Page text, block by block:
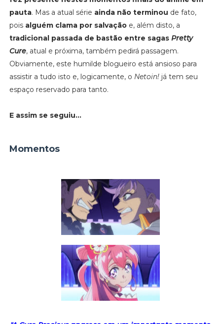
pauta. Mas a atual série ainda não terminou de fato,
pois alguém clama por salvaçãoe, além disto, a
tradicional passada de bastão entre sagas Pretty
Cure, atual e próxima, também pedirá passagem.
Obviamente, este humilde blogueiro está ansioso para
assistir a tudo isto e, logicamente, o Netoin!já tem seu
espaço reservado para tanto.
E assim se seguiu...
Momentos